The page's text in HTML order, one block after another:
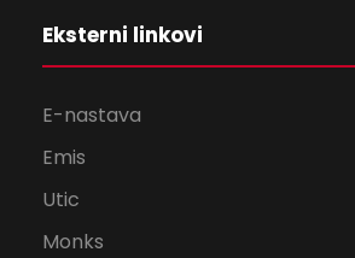
Eksterni linkovi
E-nastava
Emis
Utic
Monks